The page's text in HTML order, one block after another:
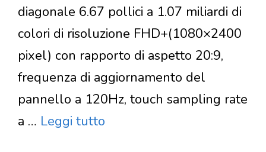
diagonale 6.67 pollici a 1.07 miliardi di
colori di risoluzione FHD+(1080×2400
pixel) con rapporto di aspetto 20:9,
frequenza di aggiornamento del
pannello a 120Hz, touch sampling rate
a … Leggi tutto